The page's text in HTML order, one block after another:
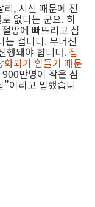
, 시신 때문에 전
없다는 군요. 하
망에 빠뜨리고 심
는 겁니다. 무너진
행돼야 합니다. 집
되기 힘들기 때문
만명이 작은 섬
이라고 말했습니